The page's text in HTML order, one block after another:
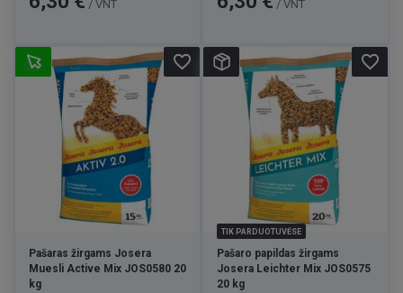
/ VNT / VNT
Pašaras žirgams Josera
Muesli Active Mix JOS0580 20
kg
favorite_border
TIK PARDUOTUVĖSE
Pašaro papildas žirgams
Josera Leichter Mix JOS0575
20 kg
favorite_border